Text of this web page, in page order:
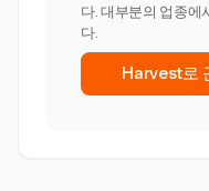
다. 대부분의 업종에
다.
Harvest로